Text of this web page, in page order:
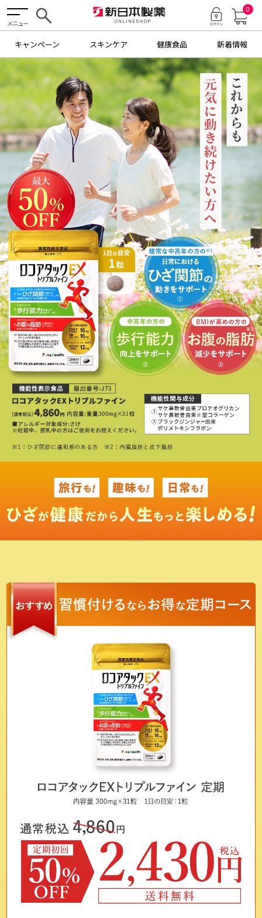
メニュー
0
キャンペーン スキンケア 健康食品 新着情報